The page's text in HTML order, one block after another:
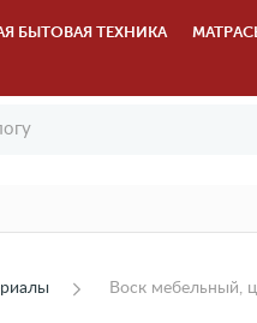
БЫТОВАЯ ТЕХНИКА
Воск мебельный,